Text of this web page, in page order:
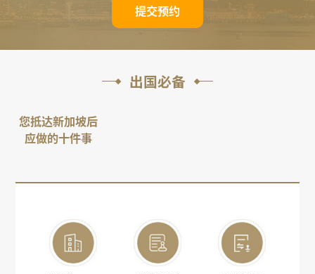
提交预约
出国必备
您抵达新加坡后
应做的十件事